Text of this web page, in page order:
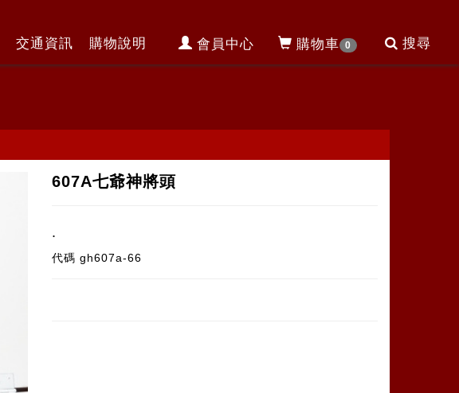
會員中心 購物車 0 搜尋
交通資訊 購物說明
607A七爺神將頭
.
代碼gh607a-66